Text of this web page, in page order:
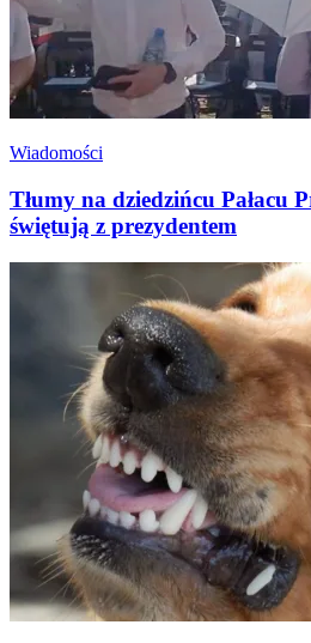
Wiadomości
Tłumy na dziedzińcu Pałacu
świętują z prezydentem